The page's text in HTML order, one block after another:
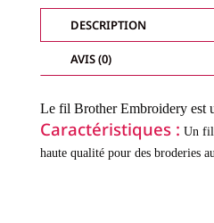
FILS
BRILLANTS-
808
DESCRIPTION
AVIS (0)
Le fil Brother Embroidery est
Caractéristiques : Un fil
haute qualité pour des broderies